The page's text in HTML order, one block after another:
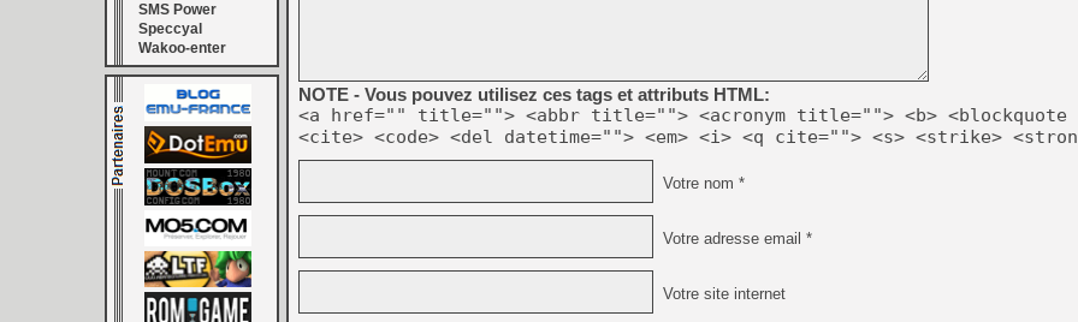
[LS] [PS5] Le WebKit
[GK] Oubliez Crazy Taxi,
[LS] [Switch] NSZ 5.0.0
[GK] No More Room in
[GK] Un chatbot Atelier
[GK] Mémoire cash -
[GK] Nvidia : le prix des
[GK] Suikoden Star Leap
SMS Power
Speccyal
Wakoo-enter
NOTE - Vous pouvez utilisez ces tags et attributs HTML:
<a href="" title=""> <abbr title=""> <acronym title=""> <b> <blockquote
<cite> <code> <del datetime=""> <em> <i> <q cite=""> <s> <strike>
Votre nom *
Votre adresse email *
Votre site internet